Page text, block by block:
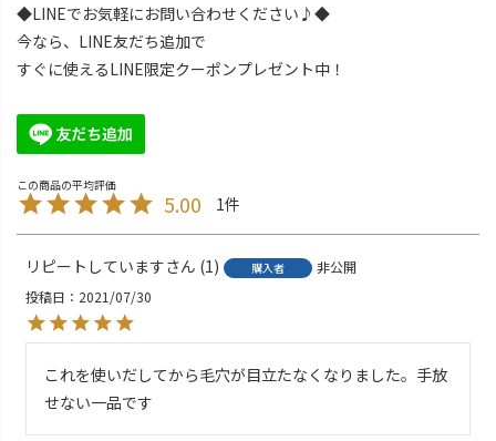
◆LINEでお気軽にお問い合わせください♪◆
今なら、LINE友だち追加で
すぐに使えるLINE限定クーポンプレゼント中！
5.00 1
リピートしています 1 購入者
非公開
投稿日
2021/07/30
これを使いだしてから毛穴が目立たなくなりました。手放
せない一品です